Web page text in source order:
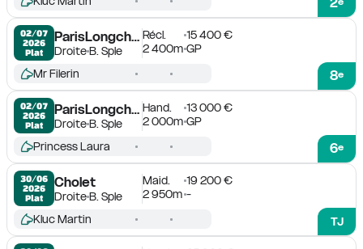
02/07
2026
Plat
ParisLongchamp
DroiteB. Sple
Récl.
15 400 €
2 400m GP
8e
Mr Filerin
02/07
2026
Plat
ParisLongchamp
DroiteB. Sple
Hand.
13 000 €
2 000m GP
6e
Princess Laura
30/06
2026
Plat
Cholet
DroiteB. Sple
Maid.
19 200 €
2 950m -
TJ
Kluc Martin